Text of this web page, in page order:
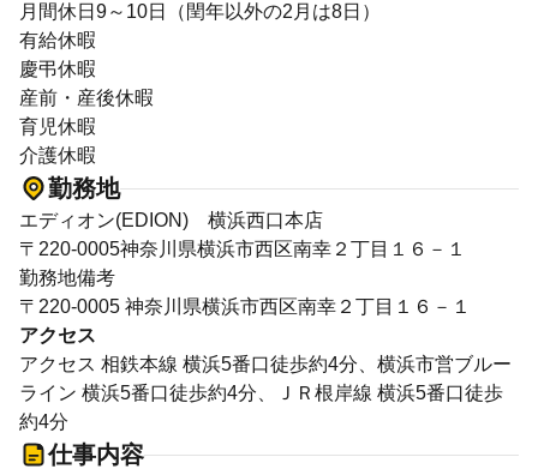
月間休日9～10日（閏年以外の2月は8日）
有給休暇
慶弔休暇
産前・産後休暇
育児休暇
介護休暇
勤務地
エディオン(EDION) 横浜西口本店
〒220-0005神奈川県横浜市西区南幸２丁目１６－１
勤務地備考
〒220-0005 神奈川県横浜市西区南幸２丁目１６－１
アクセス
アクセス 相鉄本線 横浜5番口徒歩約4分、横浜市営ブルー
ライン 横浜5番口徒歩約4分、ＪＲ根岸線 横浜5番口徒歩
約4分
仕事内容